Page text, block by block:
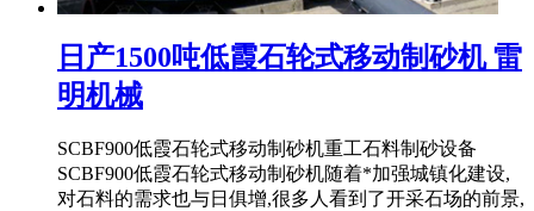
日产1500吨低霞石轮式移动制砂机 雷
明机械
SCBF900低霞石轮式移动制砂机重工石料制砂设备
SCBF900低霞石轮式移动制砂机随着*加强城镇化建设,
对石料的需求也与日俱增,很多人看到了开采石场的前景,